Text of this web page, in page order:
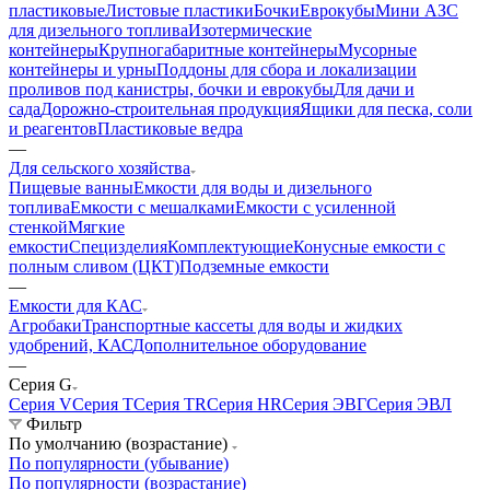
пластиковыеЛистовые пластикиБочкиЕврокубыМини АЗС
для дизельного топливаИзотермические
контейнерыКрупногабаритные контейнерыМусорные
контейнеры и урныПоддоны для сбора и локализации
проливов под канистры, бочки и еврокубыДля дачи и
садаДорожно-строительная продукцияЯщики для песка, соли
и реагентовПластиковые ведра
—
Для сельского хозяйства
Пищевые ванныЕмкости для воды и дизельного
топливаЕмкости с мешалкамиЕмкости с усиленной
стенкойМягкие
емкостиСпецизделияКомплектующиеКонусные емкости с
полным сливом (ЦКТ)Подземные емкости
—
Емкости для КАС
АгробакиТранспортные кассеты для воды и жидких
удобрений, КАСДополнительное оборудование
—
Серия G
Серия VСерия TСерия TRСерия HRСерия ЭВГСерия ЭВЛ
Фильтр
По умолчанию (возрастание)
По популярности (убывание)
По популярности (возрастание)